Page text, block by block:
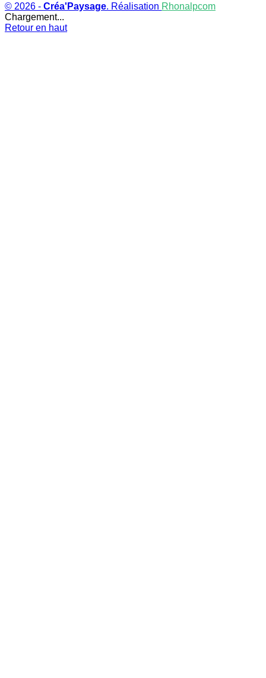
© 2026 - Créa'Paysage. Réalisation Rhonalpcom
Chargement...
Retour en haut